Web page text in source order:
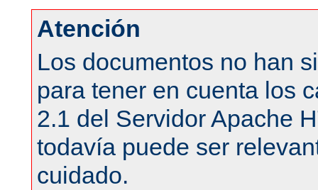
Atención
Los documentos no han
para tener en cuenta los
2.1 del Servidor Apache
todavía puede ser
cuidado.